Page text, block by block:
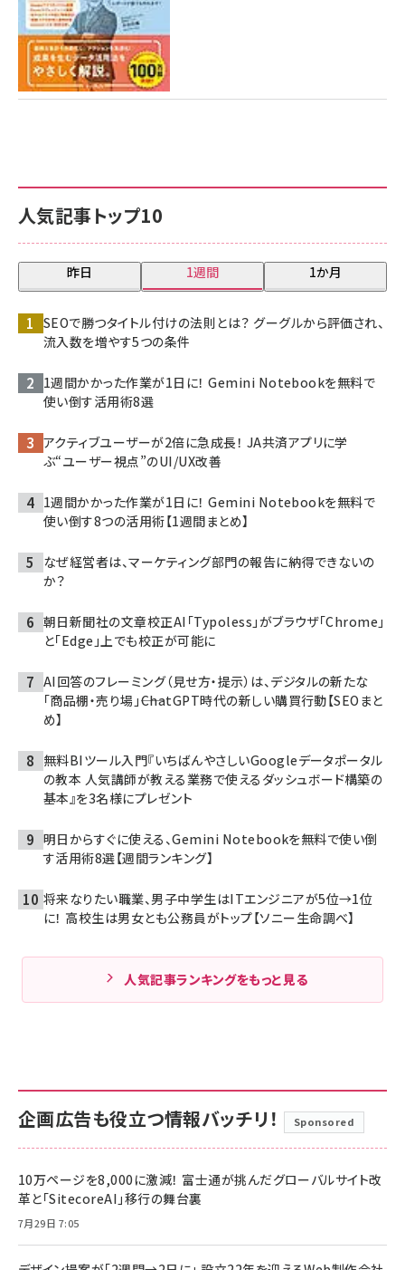
人気記事トップ10
昨日 1週間 1か月
SEOで勝つタイトル付けの法則とは？ グーグルから評価され、
流入数を増やす5つの条件
1週間かかった作業が1日に！ Gemini Notebookを無料で
使い倒す活用術8選
アクティブユーザーが2倍に急成長！ JA共済アプリに学
ぶ“ユーザー視点”のUI/UX改善
1週間かかった作業が1日に！ Gemini Notebookを無料で
使い倒す8つの活用術【1週間まとめ】
なぜ経営者は、マーケティング部門の報告に納得できないの
か？
朝日新聞社の文章校正AI「Typoless」がブラウザ「Chrome」
と「Edge」上でも校正が可能に
AI回答のフレーミング（見せ方・提示）は、デジタルの新たな
「商品棚・売り場」――ChatGPT時代の新しい購買行動【SEOまと
め】
無料BIツール入門『いちばんやさしいGoogleデータポータル
の教本 人気講師が教える業務で使えるダッシュボード構築の
基本』を3名様にプレゼント
明日からすぐに使える、Gemini Notebookを無料で使い倒
す活用術8選【週間ランキング】
将来なりたい職業、男子中学生はITエンジニアが5位→1位
に！ 高校生は男女とも公務員がトップ【ソニー生命調べ】
人気記事ランキングをもっと見る
企画広告も役立つ情報バッチリ！ Sponsored
10万ページを8,000に激減！ 富士通が挑んだグローバルサイト改
革と「SitecoreAI」移行の舞台裏
7月29日 7:05